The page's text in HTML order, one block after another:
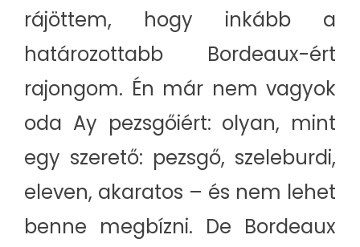
rájöttem, hogy inkább a
határozottabb Bordeaux-ért
rajongom. Én már nem vagyok
oda Ay pezsgőiért: olyan, mint
egy szerető: pezsgő, szeleburdi,
eleven, akaratos – és nem lehet
benne megbízni. De Bordeaux